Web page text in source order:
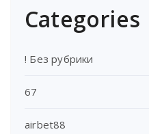
Categories
! Без рубрики
67
airbet88